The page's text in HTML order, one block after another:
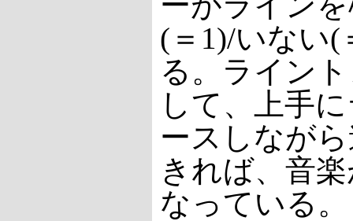
(＝1)/いない(
る。ライン
して、上手
ースしなが
きれば、音
なっている。